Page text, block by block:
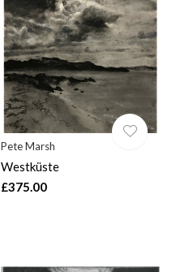
Pete Marsh
Westküste
£375.00